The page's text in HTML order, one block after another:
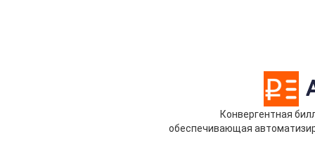
Конвергентная
обеспечивающая